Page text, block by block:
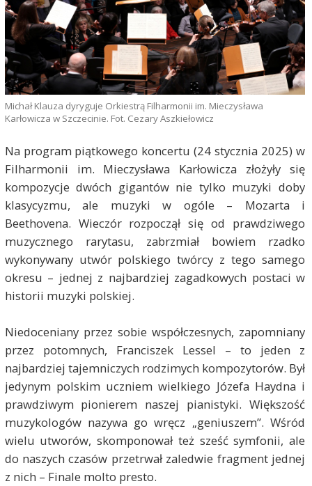
Michał Klauza dyryguje Orkiestrą Filharmonii im. Mieczysława
Karłowicza w Szczecinie. Fot. Cezary Aszkiełowicz
Na program piątkowego koncertu (24 stycznia 2025) w
Filharmonii im. Mieczysława Karłowicza złożyły się
kompozycje dwóch gigantów nie tylko muzyki doby
klasycyzmu, ale muzyki w ogóle – Mozarta i
Beethovena. Wieczór rozpoczął się od prawdziwego
muzycznego rarytasu, zabrzmiał bowiem rzadko
wykonywany utwór polskiego twórcy z tego samego
okresu – jednej z najbardziej zagadkowych postaci w
historii muzyki polskiej.
Niedoceniany przez sobie współczesnych, zapomniany
przez potomnych, Franciszek Lessel – to jeden z
najbardziej tajemniczych rodzimych kompozytorów. Był
jedynym polskim uczniem wielkiego Józefa Haydna i
prawdziwym pionierem naszej pianistyki. Większość
muzykologów nazywa go wręcz „geniuszem”. Wśród
wielu utworów, skomponował też sześć symfonii, ale
do naszych czasów przetrwał zaledwie fragment jednej
z nich – Finale molto presto.